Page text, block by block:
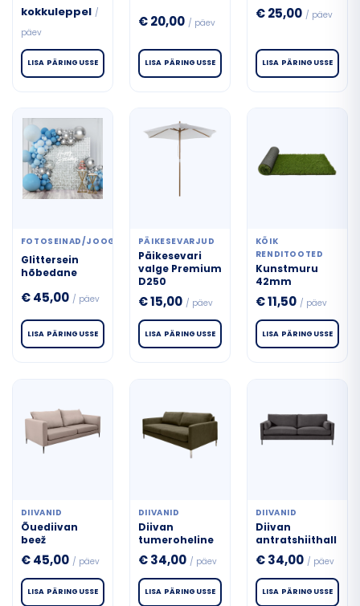
kokkuleppel /
päev
LISA PÄRINGUSSE
€20,00 / päev
LISA PÄRINGUSSE
€25,00 / päev
LISA PÄRINGUSSE
FOTOSEINAD/JOOGISEINAD
Glittersein
hõbedane
€45,00 / päev
LISA PÄRINGUSSE
PÄIKESEVARJUD
Päikesevari
valge Premium
D250
€15,00 / päev
LISA PÄRINGUSSE
KÕIK
RENDITOOTED
Kunstmuru
42mm
€11,50 / päev
LISA PÄRINGUSSE
DIIVANID
Õuediivan
beež
€45,00 / päev
LISA PÄRINGUSSE
DIIVANID
Diivan
tumeroheline
€34,00 / päev
LISA PÄRINGUSSE
DIIVANID
Diivan
antratshiithall
€34,00 / päev
LISA PÄRINGUSSE